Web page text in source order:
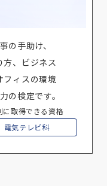
の手助け、
、ビジネス
フィスの環境
の検定です。
取得できる資格
電気テレビ科